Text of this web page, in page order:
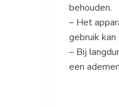
behouden.
– Het
gebruik
– Bij
een